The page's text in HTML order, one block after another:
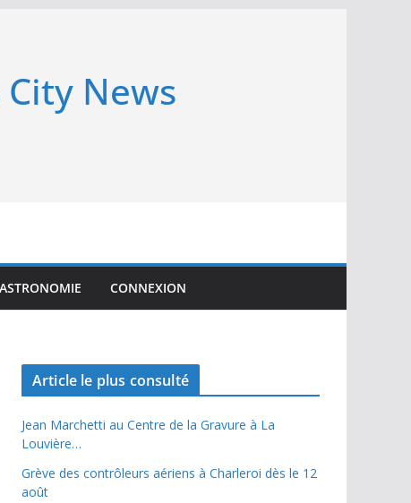
News
CONNEXION
Article le plus consulté
Jean Marchetti au Centre de la Gravure à La
Louvière…
Grève des contrôleurs aériens à Charleroi dès le 12
août